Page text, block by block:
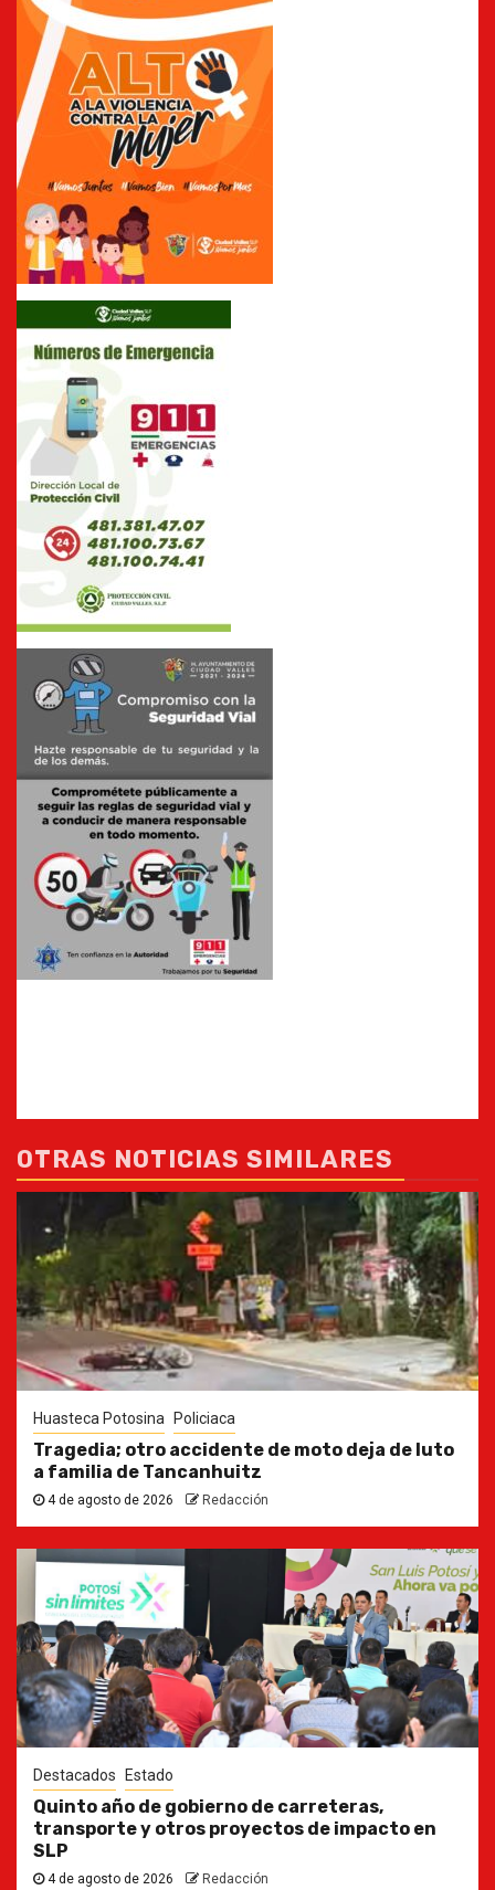
OTRAS NOTICIAS SIMILARES
Huasteca Potosina Policiaca
Tragedia; otro accidente de moto deja de luto
a familia de Tancanhuitz
4 de agosto de 2026 Redacción
Destacados Estado
Quinto año de gobierno de carreteras,
transporte y otros proyectos de impacto en
SLP
4 de agosto de 2026 Redacción